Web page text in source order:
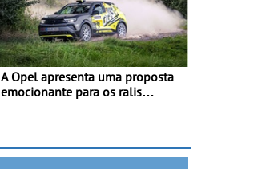
A Opel apresenta uma proposta
emocionante para os ralis
competitiva